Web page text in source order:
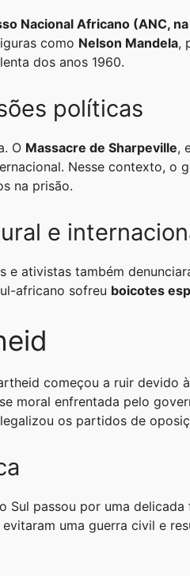
Nacional Africano (ANC,
como Nelson Mandela,
dos anos 1960.
políticas
O Massacre de Sharpeville,
Nesse contexto, o
na prisão.
e
e ativistas também
africano sofreu boicotes
começou a ruir devido
moral enfrentada pelo
os partidos de
Sul passou por uma
uma guerra civil e